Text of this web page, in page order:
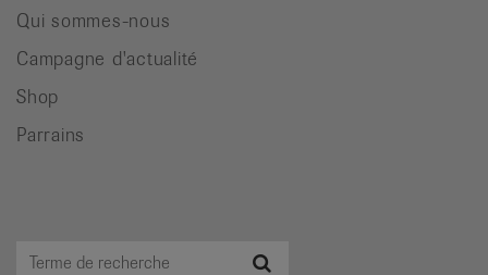
Qui sommes-nous
Campagne d'actualité
Shop
Parrains
Terme